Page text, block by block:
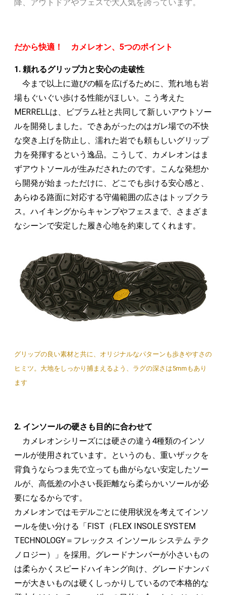
降、アウトドアやフェスで大人気を誇っています。
だから快適！ カメレオン、5つのポイント
1. 頼れるグリップ力と安心の走破性
今まで以上に遊びの幅を広げるために、荒れ地も岩
場もぐいぐい歩ける性能がほしい。こう考えた
MERRELLは、ビブラム社と共同して新しいアウトソー
ルを開発しました。できあがったのはガレ場での不快
な突き上げを防止し、濡れた岩でも頼もしいグリップ
力を発揮するという逸品。こうして、カメレオンはま
ずアウトソールが生みだされたのです。こんな発想か
ら開発が始まっただけに、どこでも歩ける安心感と、
あらゆる路面に対応する守備範囲の広さはトップクラ
ス。ハイキングからキャンプやフェスまで、さまざま
なシーンで安定した履き心地を約束してくれます。
グリップの良い素材と共に、オリジナルなパターンも歩きやすさの
ヒミツ。大地をしっかり捕まえるよう、ラグの深さは5mmもあり
ます
2. インソールの硬さも目的に合わせて
カメレオンシリーズには硬さの違う4種類のインソ
ールが使用されています。というのも、重いザックを
背負うならつま先で立っても曲がらない安定したソー
ルが、高低差の小さい長距離なら柔らかいソールが必
要になるからです。
カメレオンではモデルごとに使用状況を考えてインソ
ールを使い分ける「FIST（FLEX INSOLE SYSTEM
TECHNOLOGY＝フレックス インソール システム テク
ノロジー）」を採用。グレードナンバーが小さいもの
は柔らかくスピードハイキング向け、グレードナンバ
ーが大きいものは硬くしっかりしているので本格的な